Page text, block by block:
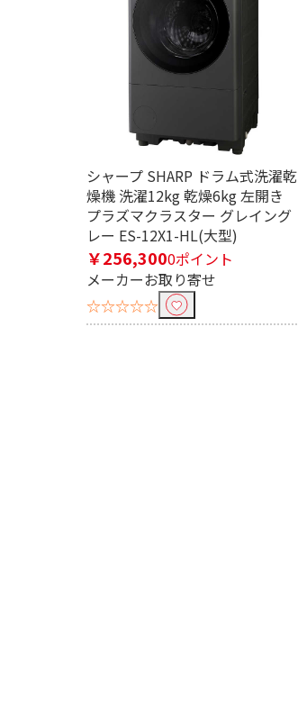
シャープ SHARP ドラム式洗濯乾
燥機 洗濯12kg 乾燥6kg 左開き
プラズマクラスター グレイング
レー ES-12X1-HL(大型)
￥256,3000ポイント
メーカーお取り寄せ
☆☆☆☆☆
ノンドレンで絞り込む
冷房対応畳数で絞り込む
冷房6畳まで 冷房10畳まで
タイマーで絞り込む
タイマーあり OFFタイマー
容量(目安人数)で絞り込む